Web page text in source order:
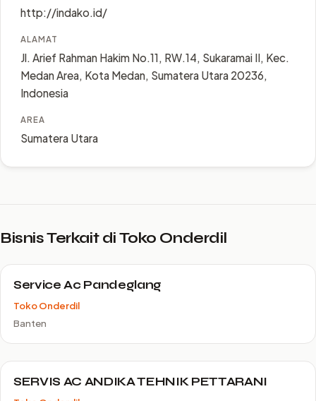
http://indako.id/
ALAMAT
Jl. Arief Rahman Hakim No.11, RW.14, Sukaramai II, Kec.
Medan Area, Kota Medan, Sumatera Utara 20236,
Indonesia
AREA
Sumatera Utara
Bisnis Terkait di Toko Onderdil
Service Ac Pandeglang
Toko Onderdil
Banten
SERVIS AC ANDIKA TEHNIK PETTARANI